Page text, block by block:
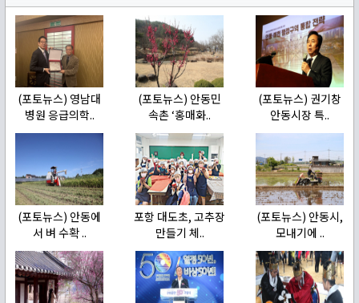
(포토뉴스) 영남대
병원 응급의학..
(포토뉴스) 안동민
속촌 ‘홍매화..
(포토뉴스) 권기창
안동시장 특..
(포토뉴스) 안동에
서 벼 수확 ..
포항 대도초, 고추장
만들기 체..
(포토뉴스) 안동시,
모내기에 ..